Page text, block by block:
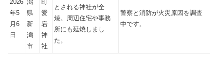
2026
年5
月6
日
潟
県
新
潟
市
町
愛
宕
神
社
とされる神社が全
焼。周辺住宅や事務
所にも延焼しまし
た。
警察と消防が火災原因を調査
中です。